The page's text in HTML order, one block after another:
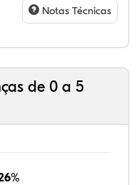
Notas Técnicas
de 0 a 5